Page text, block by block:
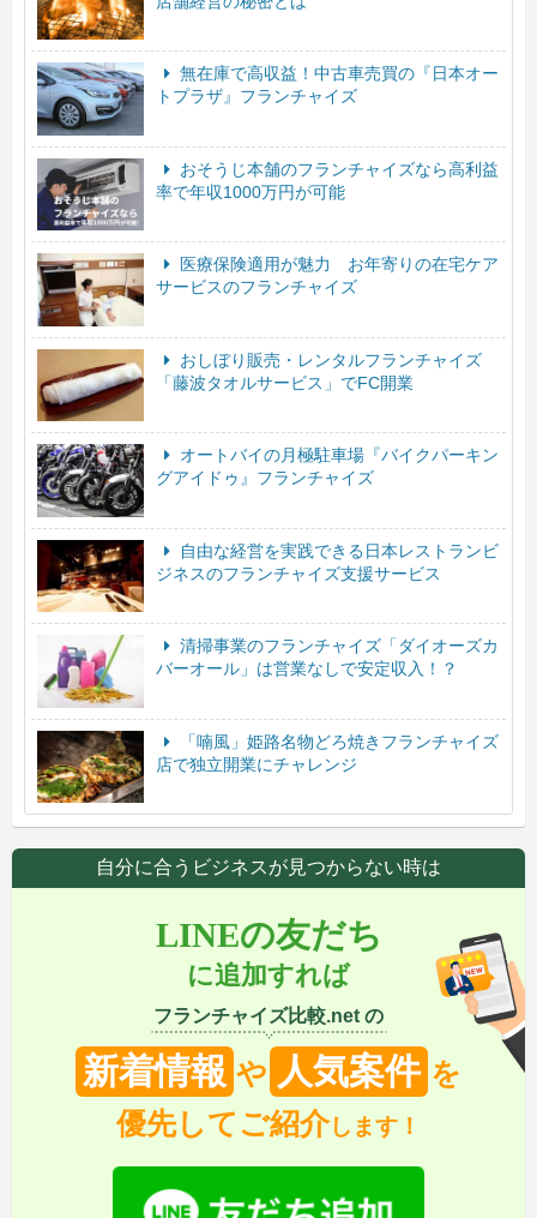
無在庫で高収益！中古車売買の『日本オー
トプラザ』フランチャイズ
おそうじ本舗のフランチャイズなら高利益
率で年収1000万円が可能
医療保険適用が魅力 お年寄りの在宅ケア
サービスのフランチャイズ
おしぼり販売・レンタルフランチャイズ
「藤波タオルサービス」でFC開業
オートバイの月極駐車場『バイクパーキン
グアイドゥ』フランチャイズ
自由な経営を実践できる日本レストランビ
ジネスのフランチャイズ支援サービス
清掃事業のフランチャイズ「ダイオーズカ
バーオール」は営業なしで安定収入！？
「喃風」姫路名物どろ焼きフランチャイズ
店で独立開業にチャレンジ
自分に合うビジネスが見つからない時は
LINEの友だち
に追加すれば
フランチャイズ比較.net の
新着情報 や 人気案件 を
優先してご紹介します！